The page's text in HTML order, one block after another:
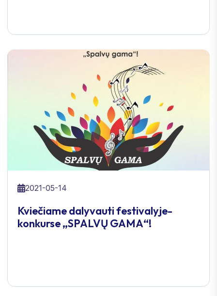
2021-05-14
Kviečiame dalyvauti festivalyje-
konkurse „SPALVŲ GAMA“!